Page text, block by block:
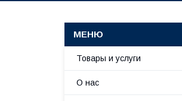
Товары и услуги
О нас